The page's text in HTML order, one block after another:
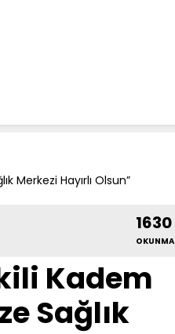
Merkezi Hayırlı Olsun”
1630
OKUNMA
Kadem
Sağlık